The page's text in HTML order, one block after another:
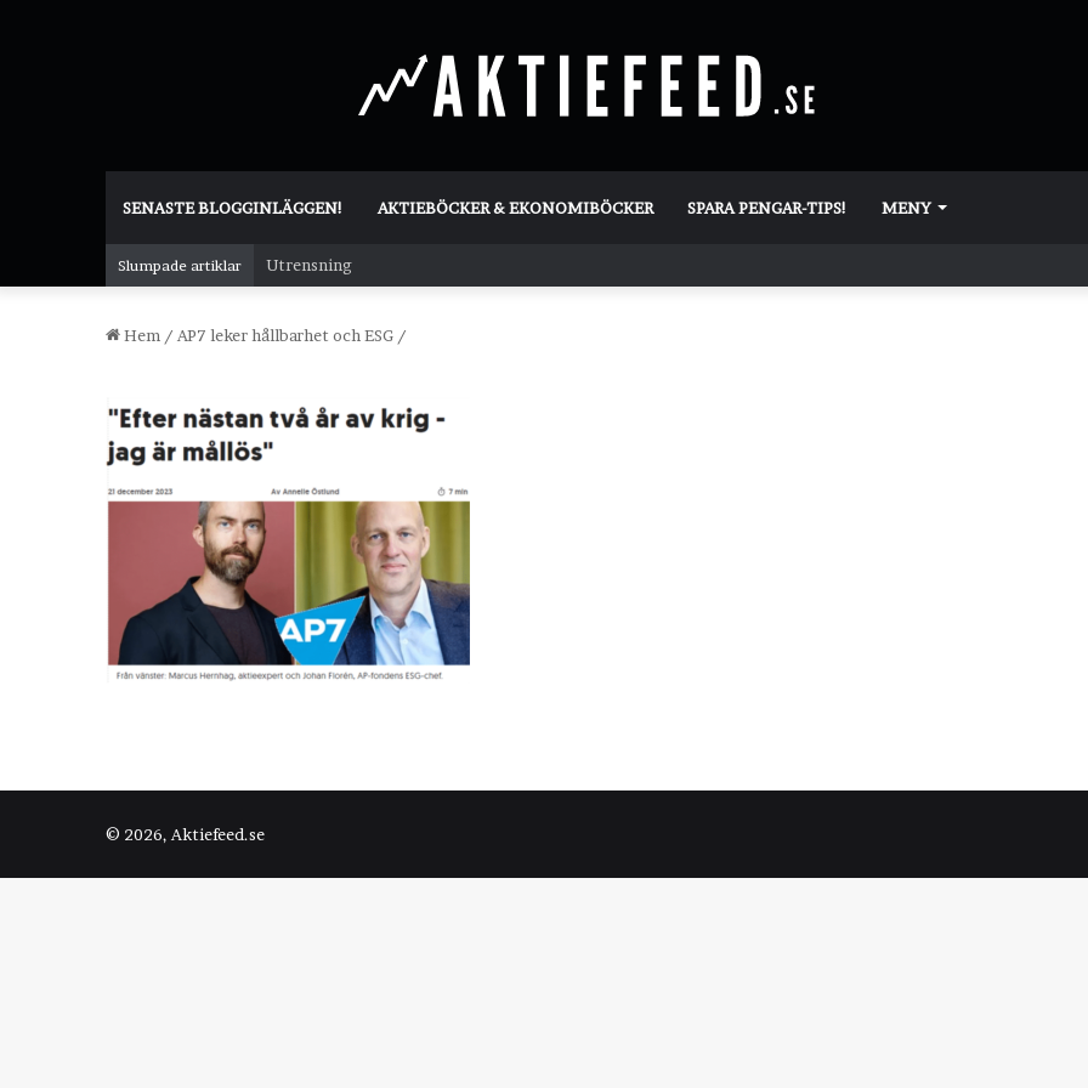
SENASTE BLOGGINLÄGGEN! AKTIEBÖCKER & EKONOMIBÖCKER SPARA PENGAR-TIPS! MENY
Slumpade artiklar Utrensning
Hem / AP7 leker hållbarhet och ESG /
© 2026, Aktiefeed.se